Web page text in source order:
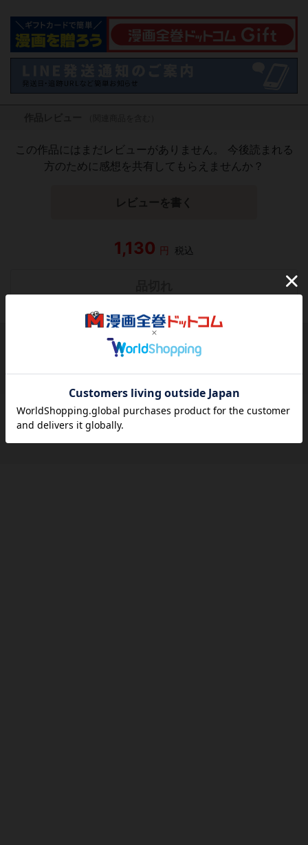
この作品にはまだレビューがありません。 今後読まれる
方のために感想を共有してもらえませんか？
レビューを書く
1,130 円 税込
シェアする
シェアする